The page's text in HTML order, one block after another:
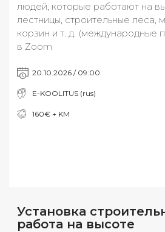
людей, которые работают на
лестницы, строительные леса,
корзин и т. д. (международные
в Zoom
20.10.2026 / 09:00
E-KOOLITUS (rus)
160€ + KM
Установка
работа на высоте